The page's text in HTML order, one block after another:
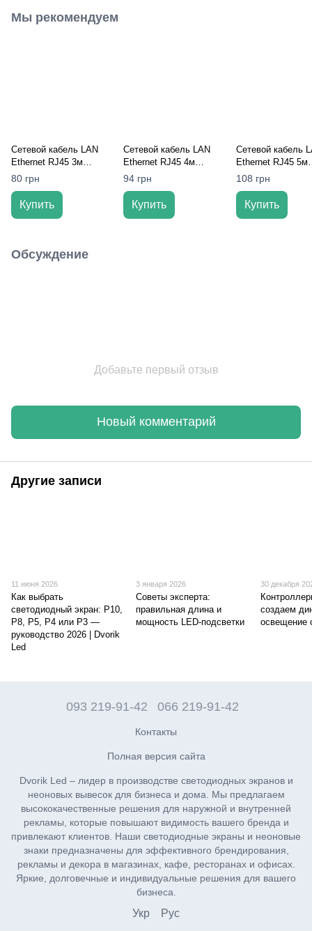
Мы рекомендуем
Сетевой кабель LAN
Ethernet RJ45 3м
CAT5e Серый
80 грн
Купить
Сетевой кабель LAN
Ethernet RJ45 4м
CAT5e Серый
94 грн
Купить
Сетевой кабель
Ethernet RJ45 5м
CAT5e Серый
108 грн
Купить
Обсуждение
Добавьте первый отзыв
Новый комментарий
Другие записи
11 июня 2026
Как выбрать
светодиодный экран: P10,
P8, P5, P4 или P3 —
руководство 2026 | Dvorik
Led
3 января 2026
Советы эксперта:
правильная длина и
мощность LED-подсветки
30 декабря
создаем
освещение
093 219-91-42 066 219-91-42
Контакты
Полная версия сайта
Dvorik Led – лидер в производстве светодиодных экранов и
неоновых вывесок для бизнеса и дома. Мы предлагаем
высококачественные решения для наружной и внутренней
рекламы, которые повышают видимость вашего бренда и
привлекают клиентов. Наши светодиодные экраны и неоновые
знаки предназначены для эффективного брендирования,
рекламы и декора в магазинах, кафе, ресторанах и офисах.
Яркие, долговечные и индивидуальные решения для вашего
бизнеса.
Укр Рус